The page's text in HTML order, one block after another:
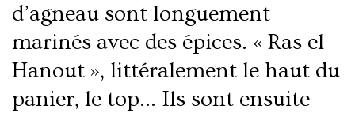
d’agneau sont longuement
marinés avec des épices. « Ras el
Hanout », littéralement le haut du
panier, le top… Ils sont ensuite